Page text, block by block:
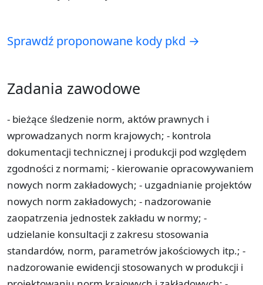
Sprawdź proponowane kody pkd →
Zadania zawodowe
- bieżące śledzenie norm, aktów prawnych i
wprowadzanych norm krajowych; - kontrola
dokumentacji technicznej i produkcji pod względem
zgodności z normami; - kierowanie opracowywaniem
nowych norm zakładowych; - uzgadnianie projektów
nowych norm zakładowych; - nadzorowanie
zaopatrzenia jednostek zakładu w normy; -
udzielanie konsultacji z zakresu stosowania
standardów, norm, parametrów jakościowych itp.; -
nadzorowanie ewidencji stosowanych w produkcji i